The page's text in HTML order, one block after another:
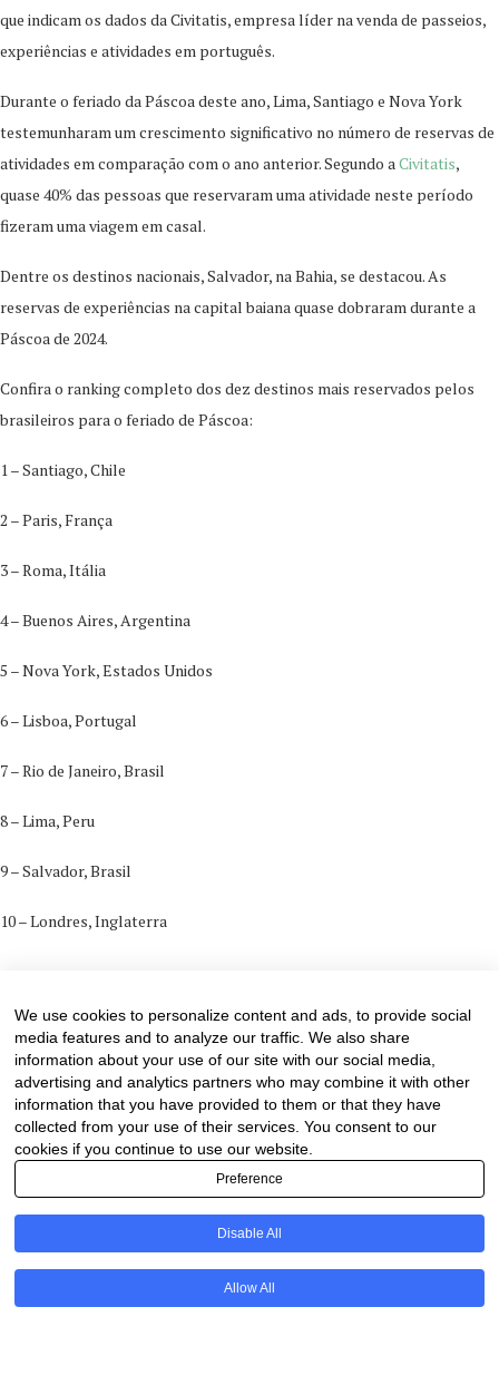
que indicam os dados da Civitatis, empresa líder na venda de passeios,
experiências e atividades em português.
Durante o feriado da Páscoa deste ano, Lima, Santiago e Nova York
testemunharam um crescimento significativo no número de reservas de
atividades em comparação com o ano anterior. Segundo a Civitatis,
quase 40% das pessoas que reservaram uma atividade neste período
fizeram uma viagem em casal.
Dentre os destinos nacionais, Salvador, na Bahia, se destacou. As
reservas de experiências na capital baiana quase dobraram durante a
Páscoa de 2024.
Confira o ranking completo dos dez destinos mais reservados pelos
brasileiros para o feriado de Páscoa:
1 – Santiago, Chile
2 – Paris, França
3 – Roma, Itália
4 – Buenos Aires, Argentina
5 – Nova York, Estados Unidos
6 – Lisboa, Portugal
7 – Rio de Janeiro, Brasil
8 – Lima, Peru
9 – Salvador, Brasil
10 – Londres, Inglaterra
We use cookies to personalize content and ads, to provide social
media features and to analyze our traffic. We also share
information about your use of our site with our social media,
advertising and analytics partners who may combine it with other
information that you have provided to them or that they have
collected from your use of their services. You consent to our
cookies if you continue to use our website.
Preference
Disable All
Allow All